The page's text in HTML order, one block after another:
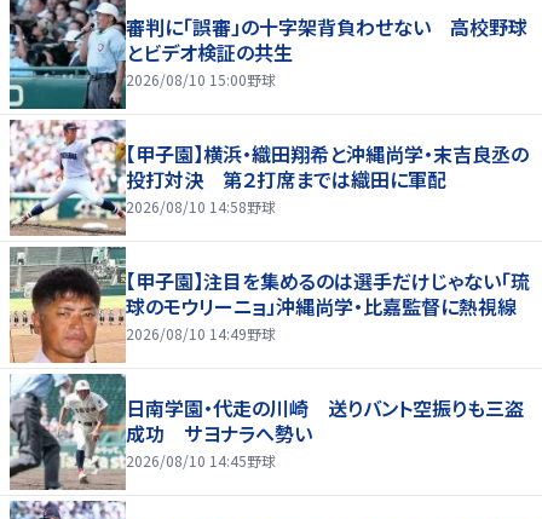
審判に「誤審」の十字架背負わせない 高校野球
とビデオ検証の共生
2026/08/10 15:00野球
【甲子園】横浜・織田翔希と沖縄尚学・末吉良丞の
投打対決 第２打席までは織田に軍配
2026/08/10 14:58野球
【甲子園】注目を集めるのは選手だけじゃない「琉
球のモウリーニョ」沖縄尚学・比嘉監督に熱視線
2026/08/10 14:49野球
日南学園・代走の川崎 送りバント空振りも三盗
成功 サヨナラへ勢い
2026/08/10 14:45野球